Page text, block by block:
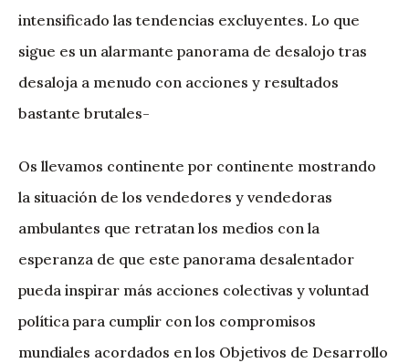
intensificado las tendencias excluyentes. Lo que
sigue es un alarmante panorama de desalojo tras
desaloja a menudo con acciones y resultados
bastante brutales-
Os llevamos continente por continente mostrando
la situación de los vendedores y vendedoras
ambulantes que retratan los medios con la
esperanza de que este panorama desalentador
pueda inspirar más acciones colectivas y voluntad
política para cumplir con los compromisos
mundiales acordados en los Objetivos de Desarrollo